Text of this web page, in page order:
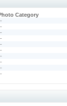
Category